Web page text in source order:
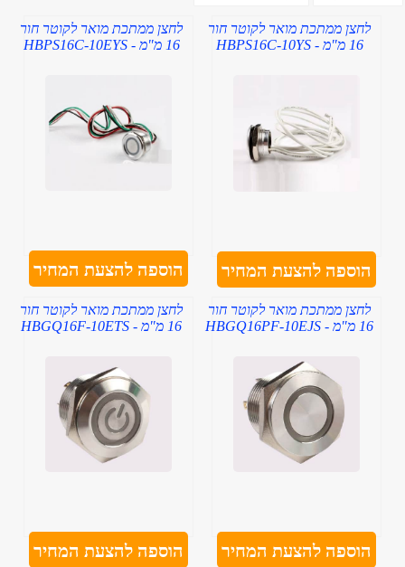
לחצן ממתכת מואר לקוטר חור
16 מ"מ - HBPS16C-10YS
הוספה להצעת המחיר
לחצן ממתכת מואר לקוטר חור
16 מ"מ - HBPS16C-10EYS
הוספה להצעת המחיר
לחצן ממתכת מואר לקוטר חור
16 מ"מ - HBGQ16PF-10EJS
הוספה להצעת המחיר
לחצן ממתכת מואר לקוטר חור
16 מ"מ - HBGQ16F-10ETS
הוספה להצעת המחיר